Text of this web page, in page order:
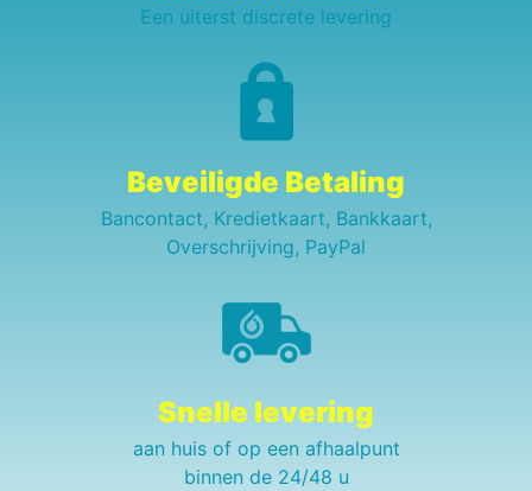
Een uiterst discrete levering
Beveiligde Betaling
Bancontact, Kredietkaart, Bankkaart,
Overschrijving, PayPal
Snelle levering
aan huis of op een afhaalpunt
binnen de 24/48 u